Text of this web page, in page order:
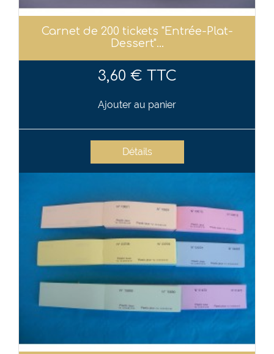
Carnet de 200 tickets "Entrée-Plat-
Dessert"...
3,60 € TTC
Ajouter au panier
Détails